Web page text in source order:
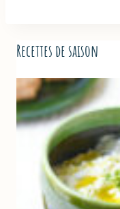
Recettes de saison